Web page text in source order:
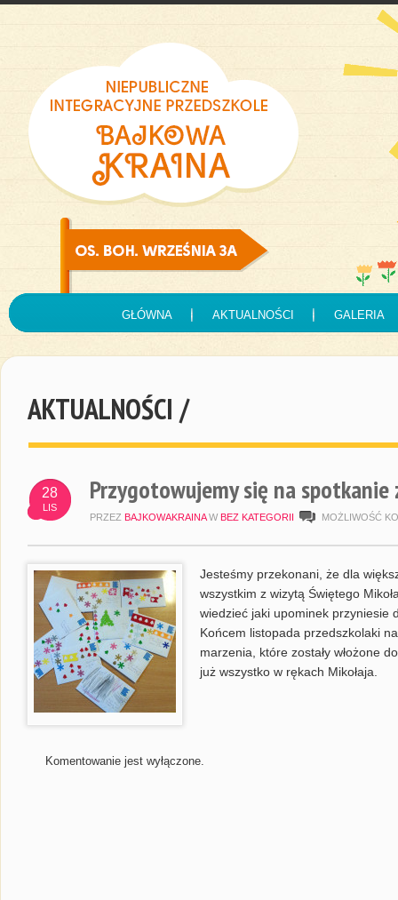
GŁÓWNA AKTUALNOŚCI GALERIA
AKTUALNOŚCI /
28
LIS
Przygotowujemy się na
PRZEZ BAJKOWAKRAINA W BEZ KATEGORII MOŻLIWOŚĆ
Jesteśmy przekonani, że dla
wszystkim z wizytą Świętego
wiedzieć jaki upominek przyniesie
Końcem listopada przedszkolaki
marzenia, które zostały włożone
już wszystko w rękach Mikołaja.
Komentowanie jest wyłączone.